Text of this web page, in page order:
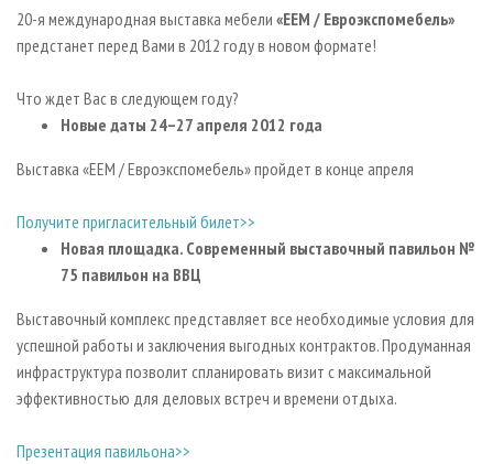
СУШКА ДРЕВЕСИНЫ
ПРОИЗВОДСТВО ДРЕВЕСНЫХ ПЛИТ
ДЕРЕВЯННОЕ ДОМОСТРОЕНИЕ
ПРОИЗВОДСТВО МЕБЕЛИ
БИОЭНЕРГЕТИКА
ИНСТРУМЕНТ И МАТЕРИАЛЫ
ПЕРСОНЫ
МОБИЛЬНЫЕ ВЫСТАВКИ
ОФИЦИАЛЬНЫЕ ДЕЛЕГАЦИИ
ПРИОРИТЕТНЫЕ ИНВЕСТПРОЕКТЫ
RUSSIAN FORESTRY REVIEW
БИБЛИОТЕКА СПЕЦИАЛИСТА
КОНТАКТЫ
РЕКЛАМА
РЕКЛАМА НА САЙТЕ
20-я международная выставка мебели «EEM / Евроэкспомебель»
предстанет перед Вами в 2012 году в новом формате!
Что ждет Вас в следующем году?
Новые даты 24–27 апреля 2012 года
Выставка «EEM / Евроэкспомебель»пройдет в конце апреля
Получите пригласительный билет>>
Новая площадка. Современный выставочный павильон №
75 павильон на ВВЦ
Выставочный комплекс представляет все необходимые условия для
успешной работы и заключения выгодных контрактов. Продуманная
инфраструктура позволит спланировать визит с максимальной
эффективностью для деловых встреч и времени отдыха.
Презентация павильона>>